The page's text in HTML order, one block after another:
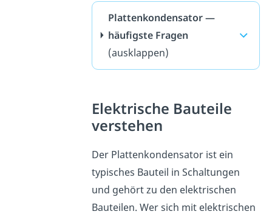
Plattenkondensator —
häufigste Fragen
(ausklappen)
Elektrische Bauteile
verstehen
Der Plattenkondensator ist ein
typisches Bauteil in Schaltungen
und gehört zu den elektrischen
Bauteilen. Wer sich mit elektrischen